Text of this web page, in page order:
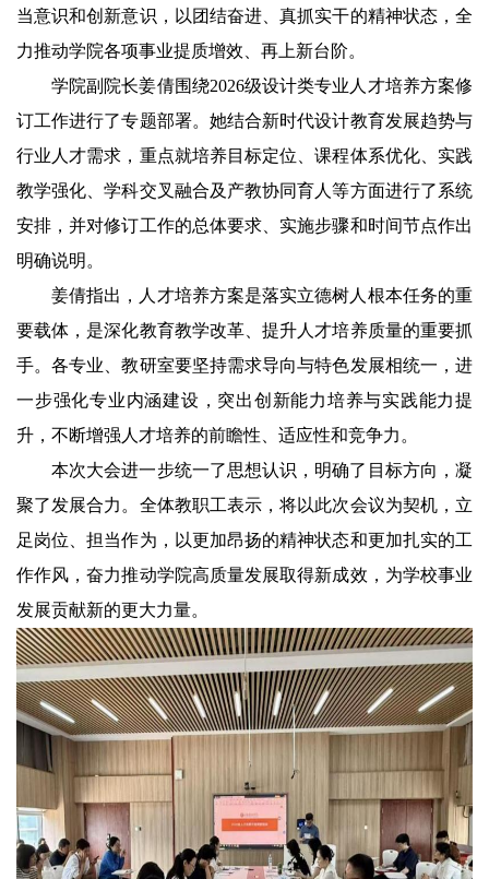
当意识和创新意识，以团结奋进、真抓实干的精神状态，全
力推动学院各项事业提质增效、再上新台阶。
学院副院长姜倩围绕2026级设计类专业人才培养方案修
订工作进行了专题部署。她结合新时代设计教育发展趋势与
行业人才需求，重点就培养目标定位、课程体系优化、实践
教学强化、学科交叉融合及产教协同育人等方面进行了系统
安排，并对修订工作的总体要求、实施步骤和时间节点作出
明确说明。
姜倩指出，人才培养方案是落实立德树人根本任务的重
要载体，是深化教育教学改革、提升人才培养质量的重要抓
手。各专业、教研室要坚持需求导向与特色发展相统一，进
一步强化专业内涵建设，突出创新能力培养与实践能力提
升，不断增强人才培养的前瞻性、适应性和竞争力。
本次大会进一步统一了思想认识，明确了目标方向，凝
聚了发展合力。全体教职工表示，将以此次会议为契机，立
足岗位、担当作为，以更加昂扬的精神状态和更加扎实的工
作作风，奋力推动学院高质量发展取得新成效，为学校事业
发展贡献新的更大力量。